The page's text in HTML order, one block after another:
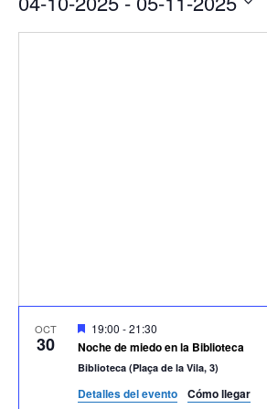
Seleccionar
OCT
30 Noche de miedo en la Biblioteca
Destacado
19:00 -21:30
Biblioteca (Plaça de la Vila, 3)
Detalles del evento Cómo llegar